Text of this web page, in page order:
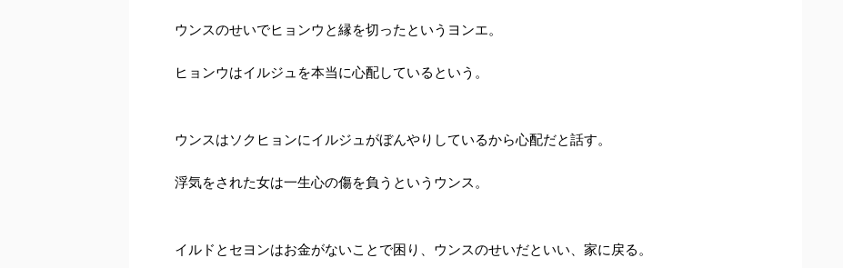
ウンスのせいでヒョンウと縁を切ったというヨンエ。
ヒョンウはイルジュを本当に心配しているという。
ウンスはソクヒョンにイルジュがぼんやりしているから心配だと話す。
浮気をされた女は一生心の傷を負うというウンス。
イルドとセヨンはお金がないことで困り、ウンスのせいだといい、家に戻る。